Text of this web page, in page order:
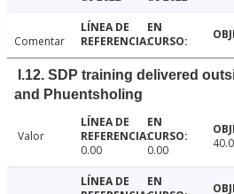
Comentar
I.12. SDP training delivered
and Phuentsholing
Valor
0.00
0.00